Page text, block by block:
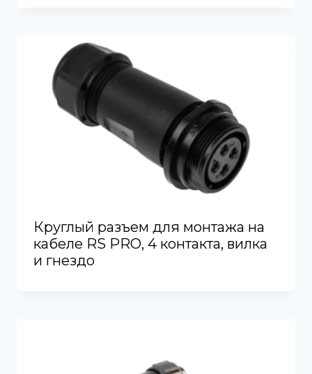
Круглый разъем для монтажа на
кабеле RS PRO, 4 контакта, вилка
и гнездо